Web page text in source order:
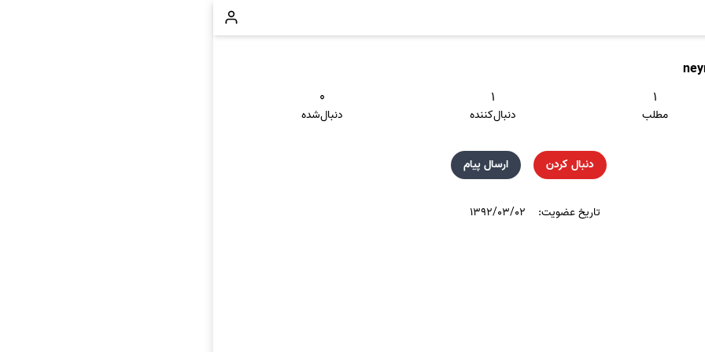
۱
مطلب
۱
دنبال‌کننده
۰
دنبال‌شده
دنبال کردن ارسال پیام
تاریخ عضویت: ۱۳۹۲/۰۳/۰۲